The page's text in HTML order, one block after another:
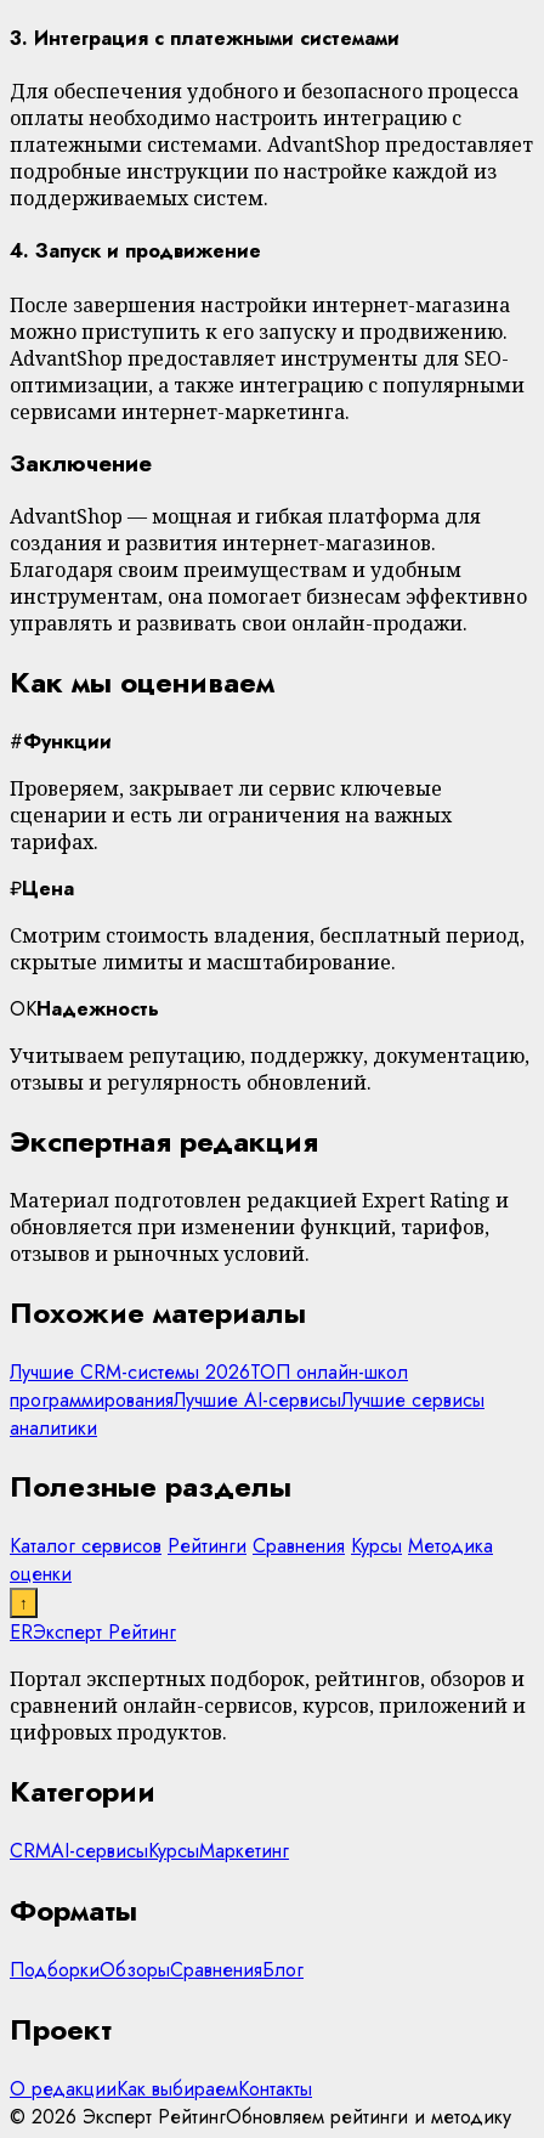
3. Интеграция с платежными системами
Для обеспечения удобного и безопасного процесса
оплаты необходимо настроить интеграцию с
платежными системами. AdvantShop предоставляет
подробные инструкции по настройке каждой из
поддерживаемых систем.
4. Запуск и продвижение
После завершения настройки интернет-магазина
можно приступить к его запуску и продвижению.
AdvantShop предоставляет инструменты для SEO-
оптимизации, а также интеграцию с популярными
сервисами интернет-маркетинга.
Заключение
AdvantShop — мощная и гибкая платформа для
создания и развития интернет-магазинов.
Благодаря своим преимуществам и удобным
инструментам, она помогает бизнесам эффективно
управлять и развивать свои онлайн-продажи.
Как мы оцениваем
#Функции
Проверяем, закрывает ли сервис ключевые
сценарии и есть ли ограничения на важных
тарифах.
₽Цена
Смотрим стоимость владения, бесплатный период,
скрытые лимиты и масштабирование.
OKНадежность
Учитываем репутацию, поддержку, документацию,
отзывы и регулярность обновлений.
Экспертная редакция
Материал подготовлен редакцией Expert Rating и
обновляется при изменении функций, тарифов,
отзывов и рыночных условий.
Похожие материалы
Лучшие CRM-системы 2026ТОП онлайн-школ
программированияЛучшие AI-сервисыЛучшие сервисы
аналитики
Полезные разделы
Каталог сервисов Рейтинги Сравнения Курсы Методика
оценки
↑
ERЭксперт Рейтинг
Портал экспертных подборок, рейтингов, обзоров и
сравнений онлайн-сервисов, курсов, приложений и
цифровых продуктов.
Категории
CRMAI-сервисыКурсыМаркетинг
Форматы
ПодборкиОбзорыСравненияБлог
Проект
О редакцииКак выбираемКонтакты
© 2026 Эксперт РейтингОбновляем рейтинги и методику